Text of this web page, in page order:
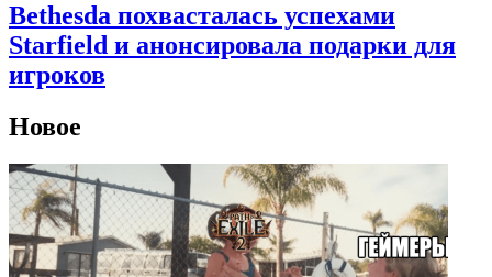
Bethesda похвасталась успехами
Starfield и анонсировала подарки для
игроков
Новое